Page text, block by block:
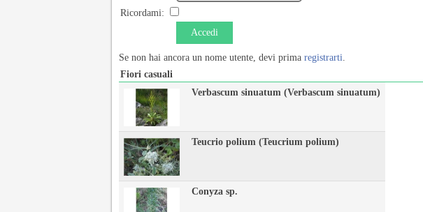
Ricordami:
Accedi
Se non hai ancora un nome utente, devi prima registrarti.
Fiori casuali
Verbascum sinuatum (Verbascum sinuatum)
Teucrio polium (Teucrium polium)
Conyza sp.